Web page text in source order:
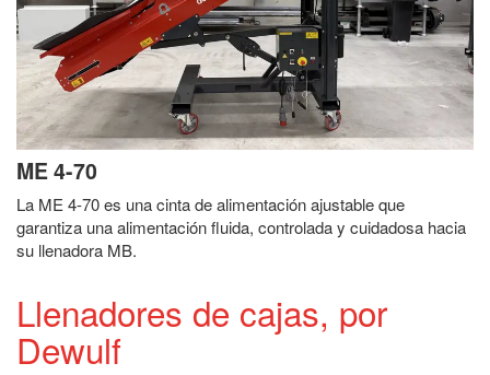
ME 4-70
La ME 4-70 es una cinta de alimentación ajustable que
garantiza una alimentación fluida, controlada y cuidadosa hacia
su llenadora MB.
Llenadores de cajas, por
Dewulf